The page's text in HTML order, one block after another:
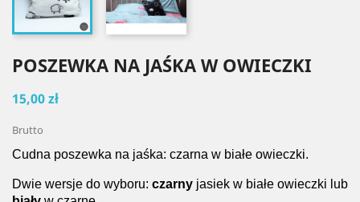
POSZEWKA NA JAŚKA W OWIECZKI
15,00 zł
Brutto
Cudna poszewka na jaśka: czarna w białe owieczki.
Dwie wersje do wyboru: czarny jasiek w białe owieczki lub